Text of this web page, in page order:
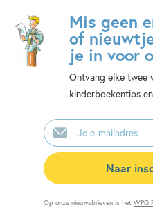
Mis geen
of
je in voor
Ontvang elke twee
kinderboekentips
E-
mailadres
Naar
Op onze nieuwsbrieven is hetWPG